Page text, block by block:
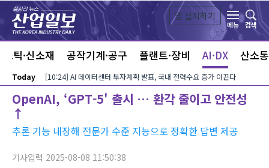
본문 바로가기
앱 설치하기
메뉴
검색
틱·신소재 공작기계·공구 플랜트·장비 AI·DX 산소통
Today [10:24] AI 데이터센터 투자계획 발표, 국내 전력수요 증가 이끈다
OpenAI, ‘GPT-5' 출시 … 환각 줄이고 안전성
↑
추론 기능 내장해 전문가 수준 지능으로 정확한 답변 제공
기사입력 2025-08-08 11:50:38